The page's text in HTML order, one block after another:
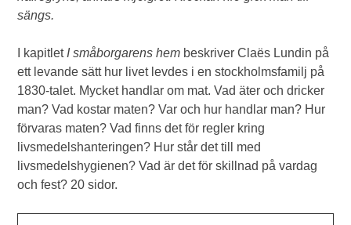
sängs.
I kapitlet I småborgarens hem beskriver Claës Lundin på
ett levande sätt hur livet levdes i en stockholmsfamilj på
1830-talet. Mycket handlar om mat. Vad äter och dricker
man? Vad kostar maten? Var och hur handlar man? Hur
förvaras maten? Vad finns det för regler kring
livsmedelshanteringen? Hur står det till med
livsmedelshygienen? Vad är det för skillnad på vardag
och fest? 20 sidor.